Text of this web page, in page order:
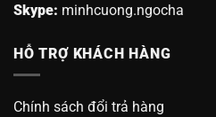
Skype: minhcuong.ngocha
HỖ TRỢ KHÁCH HÀNG
Chính sách đổi trả hàng